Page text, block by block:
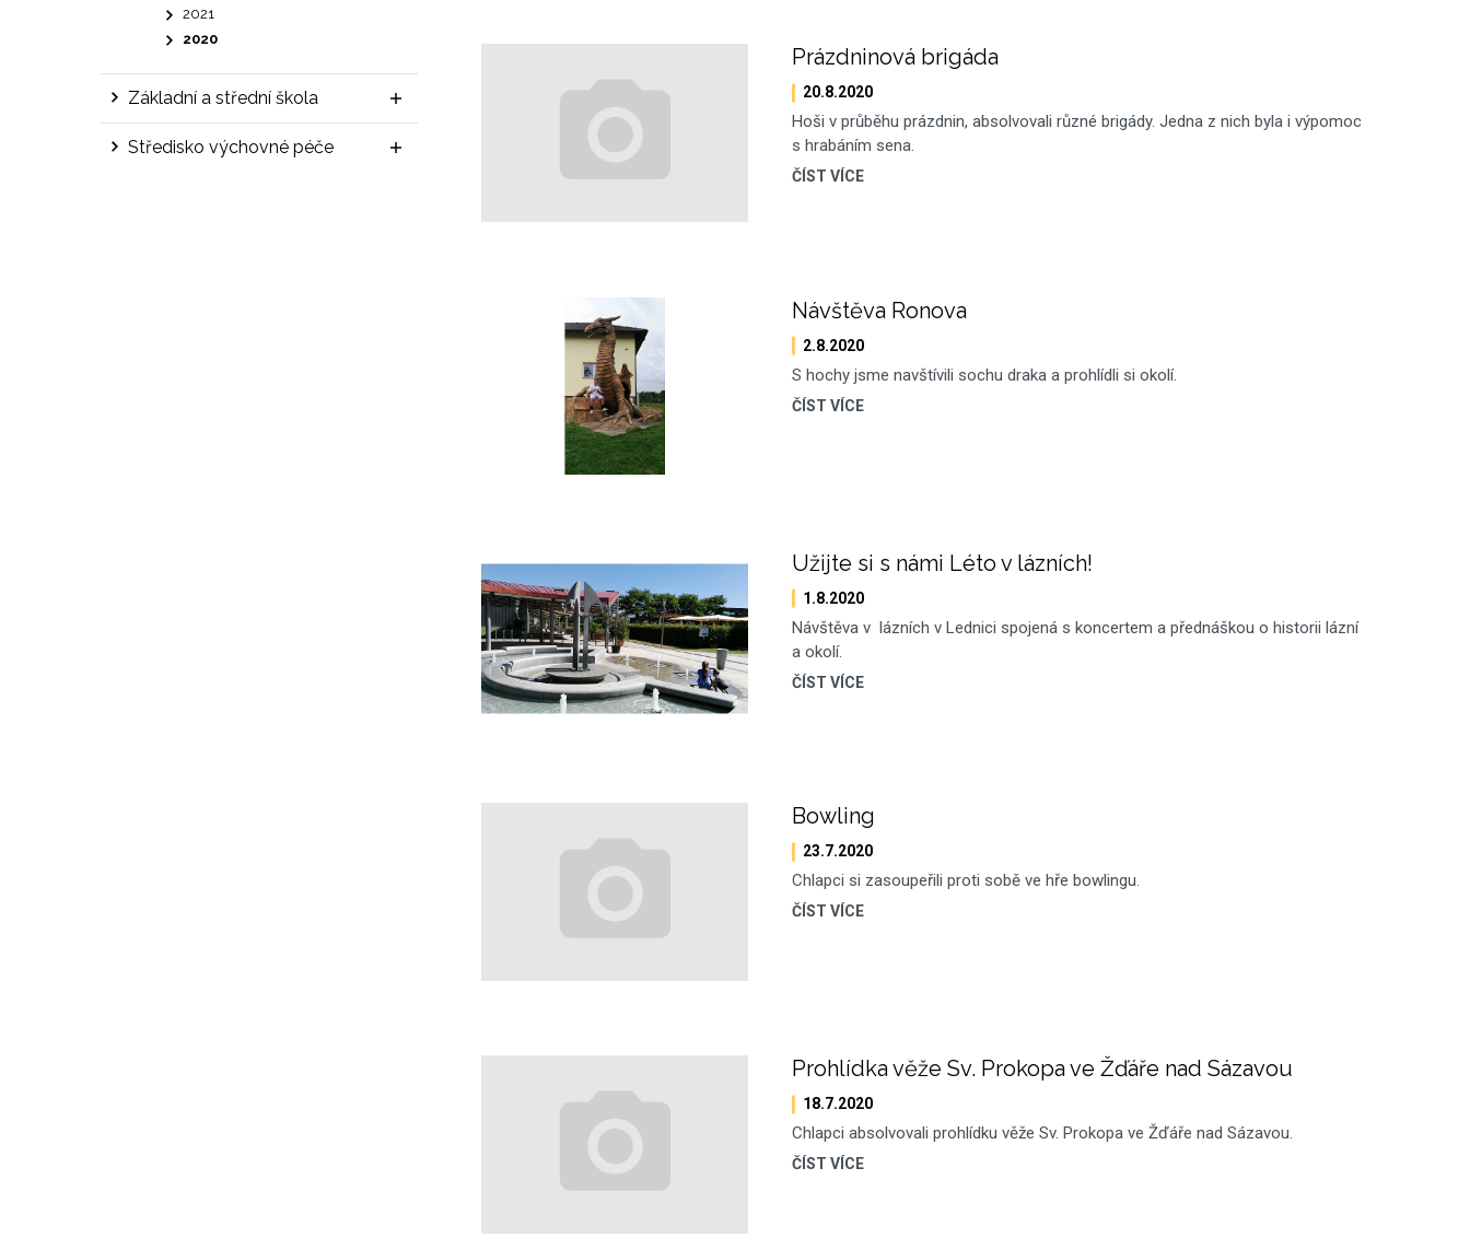
2021
2020
Základní a střední škola
Středisko výchovné péče
Prázdninová brigáda
20.8.2020
Hoši v průběhu prázdnin, absolvovali různé brigády. Jedna z nich byla i výpomoc
s hrabáním sena.
ČÍST VÍCE
Návštěva Ronova
2.8.2020
S hochy jsme navštívili sochu draka a prohlídli si okolí.
ČÍST VÍCE
Užijte si s námi Léto v lázních!
1.8.2020
Návštěva v lázních v Lednici spojená s koncertem a přednáškou o historii lázní
a okolí.
ČÍST VÍCE
Bowling
23.7.2020
Chlapci si zasoupeřili proti sobě ve hře bowlingu.
ČÍST VÍCE
Prohlídka věže Sv. Prokopa ve Žďáře nad Sázavou
18.7.2020
Chlapci absolvovali prohlídku věže Sv. Prokopa ve Žďáře nad Sázavou.
ČÍST VÍCE